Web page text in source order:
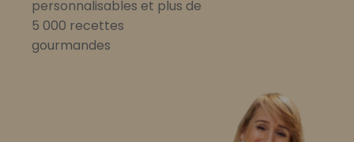
personnalisables et plus de
5 000 recettes
gourmandes